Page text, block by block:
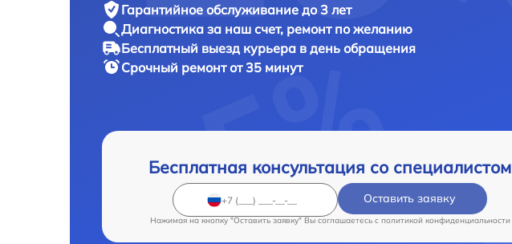
Гарантийное обслуживание до 3 лет
Диагностика за наш счет, ремонт по желанию
Бесплатный выезд курьера в день обращения
Срочный ремонтот 35 минут
Бесплатная консультация со специалистом
Оставить заявку
Нажимая на кнопку "Оставить заявку" Вы соглашаетесь c политикой конфиденциальности